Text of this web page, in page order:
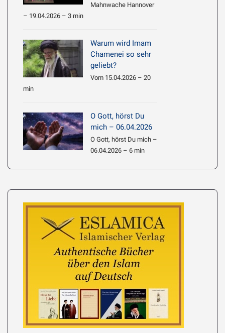
Mahnwache Hannover
– 19.04.2026 – 3 min
Warum wird Imam
Chamenei so sehr
geliebt?
Vom 15.04.2026 – 20
min
O Gott, hörst Du
mich – 06.04.2026
O Gott, hörst Du mich –
06.04.2026 – 6 min